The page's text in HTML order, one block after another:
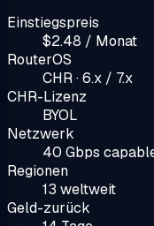
Einstiegspreis
$2.48 / Monat
RouterOS
CHR · 6.x / 7.x
CHR-Lizenz
BYOL
Netzwerk
40 Gbps
Regionen
13 weltweit
Geld-zurück